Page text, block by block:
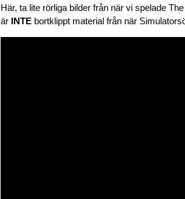
Här, ta lite rörliga bilder från när vi spelade
är INTE bortklippt material från när